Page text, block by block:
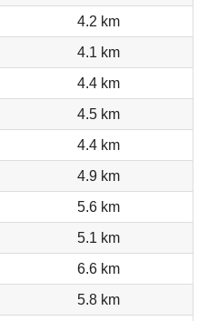
4.2 km
4.1 km
4.4 km
4.5 km
4.4 km
4.9 km
5.6 km
5.1 km
6.6 km
5.8 km